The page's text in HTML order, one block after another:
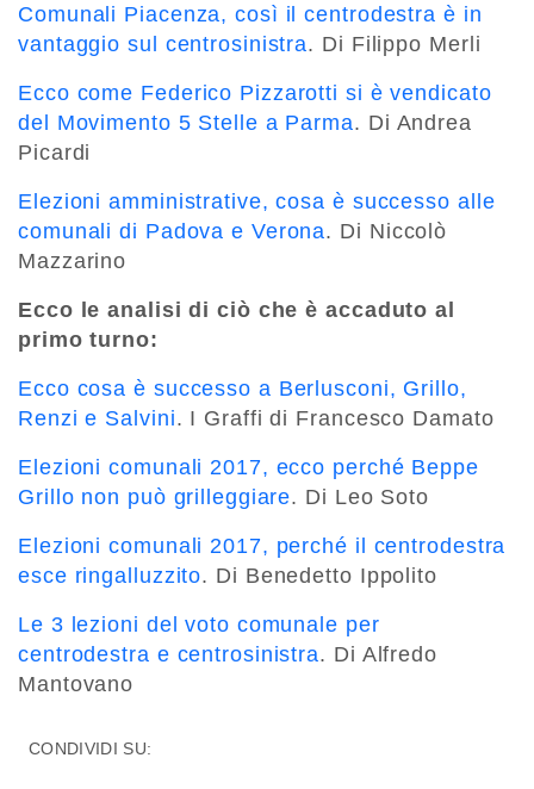
Comunali Piacenza, così il centrodestra è in
vantaggio sul centrosinistra. Di Filippo Merli
Ecco come Federico Pizzarotti si è vendicato
del Movimento 5 Stelle a Parma. Di Andrea
Picardi
Elezioni amministrative, cosa è successo alle
comunali di Padova e Verona. Di Niccolò
Mazzarino
Ecco le analisi di ciò che è accaduto al
primo turno:
Ecco cosa è successo a Berlusconi, Grillo,
Renzi e Salvini. I Graffi di Francesco Damato
Elezioni comunali 2017, ecco perché Beppe
Grillo non può grilleggiare. Di Leo Soto
Elezioni comunali 2017, perché il centrodestra
esce ringalluzzito. Di Benedetto Ippolito
Le 3 lezioni del voto comunale per
centrodestra e centrosinistra. Di Alfredo
Mantovano
CONDIVIDI SU: